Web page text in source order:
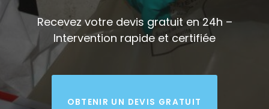
Recevez votre devis gratuit en 24h –
Intervention rapide et certifiée
OBTENIR UN DEVIS GRATUIT